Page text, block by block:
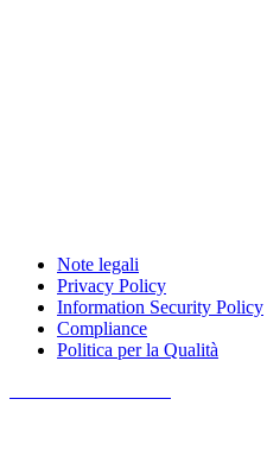
Note legali
Privacy Policy
Information Security Policy
Compliance
Politica per la Qualità